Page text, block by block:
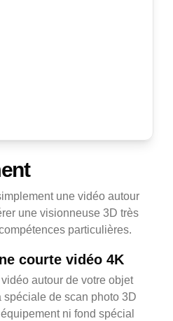
une vidéo autour
une visionneuse 3D très
particulières.
courte vidéo 4K
autour de votre objet
spéciale de scan photo 3D
ni fond spécial